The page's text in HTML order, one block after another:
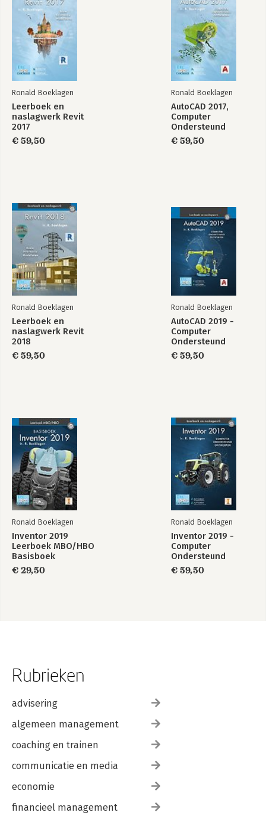
Basisboek Revit
2026
Revit 2025
Ronald Boeklagen
Leerboek en
naslagwerk Revit
2017
€ 59,50
Ronald Boeklagen
AutoCAD 2017,
Computer
Ondersteund
Ontwerpen
€ 59,50
Ronald Boeklagen
Leerboek en
naslagwerk Revit
2018
€ 59,50
Ronald Boeklagen
AutoCAD 2019 -
Computer
Ondersteund
Ontwerpen
€ 59,50
Ronald Boeklagen
Inventor 2019
Leerboek MBO/HBO
Basisboek
€ 29,50
Ronald Boeklagen
Inventor 2019 -
Computer
Ondersteund
Ontwerpen
€ 59,50
Rubrieken
advisering
algemeen management
coaching en trainen
communicatie en media
economie
financieel management